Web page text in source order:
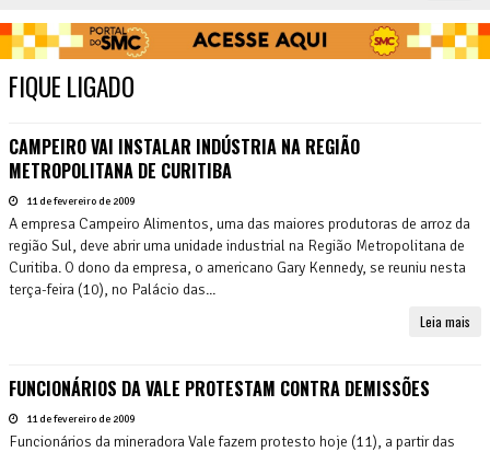
FIQUE LIGADO
CAMPEIRO VAI INSTALAR INDÚSTRIA NA REGIÃO
METROPOLITANA DE CURITIBA
11 de fevereiro de 2009
A empresa Campeiro Alimentos, uma das maiores produtoras de arroz da
região Sul, deve abrir uma unidade industrial na Região Metropolitana de
Curitiba. O dono da empresa, o americano Gary Kennedy, se reuniu nesta
terça-feira (10), no Palácio das...
Leia mais
FUNCIONÁRIOS DA VALE PROTESTAM CONTRA DEMISSÕES
11 de fevereiro de 2009
Funcionários da mineradora Vale fazem protesto hoje (11), a partir das